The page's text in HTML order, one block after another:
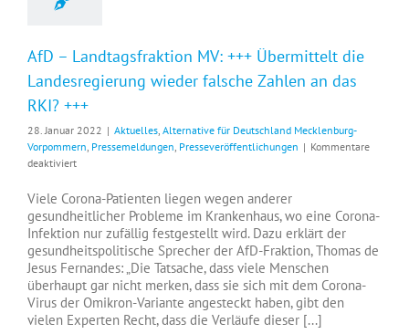
AfD – Landtagsfraktion MV: +++ Übermittelt die
Landesregierung wieder falsche Zahlen an das
RKI? +++
28. Januar 2022 | Aktuelles, Alternative für Deutschland Mecklenburg-
Vorpommern, Pressemeldungen, Presseveröffentlichungen | Kommentare
deaktiviertfür
–
Landtagsfraktion
MV:
+++
Übermittelt
die
Landesregierung
wieder
falsche
Viele Corona-Patienten liegen wegen anderer
gesundheitlicher Probleme im Krankenhaus, wo eine Corona-
Infektion nur zufällig festgestellt wird. Dazu erklärt der
gesundheitspolitische Sprecher der AfD-Fraktion, Thomas de
Jesus Fernandes: „Die Tatsache, dass viele Menschen
überhaupt gar nicht merken, dass sie sich mit dem Corona-
Virus der Omikron-Variante angesteckt haben, gibt den
vielen Experten Recht, dass die Verläufe dieser [...]